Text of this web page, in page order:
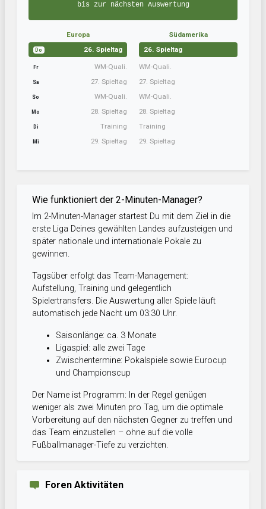
bis zur nächsten Auswertung
Europa
Do 26. Spieltag
Fr WM-Quali.
Sa 27. Spieltag
So WM-Quali.
Mo 28. Spieltag
Di Training
Mi 29. Spieltag
Südamerika
26. Spieltag
WM-Quali.
27. Spieltag
WM-Quali.
28. Spieltag
Training
29. Spieltag
Wie funktioniert der 2-Minuten-Manager?
Im 2-Minuten-Manager startest Du mit dem Ziel in die
erste Liga Deines gewählten Landes aufzusteigen und
später nationale und internationale Pokale zu
gewinnen.
Tagsüber erfolgt das Team-Management:
Aufstellung, Training und gelegentlich
Spielertransfers. Die Auswertung aller Spiele läuft
automatisch jede Nacht um 03:30 Uhr.
Saisonlänge: ca. 3 Monate
Ligaspiel: alle zwei Tage
Zwischentermine: Pokalspiele sowie Eurocup
und Championscup
Der Name ist Programm: In der Regel genügen
weniger als zwei Minuten pro Tag, um die optimale
Vorbereitung auf den nächsten Gegner zu treffen und
das Team einzustellen – ohne auf die volle
Fußballmanager-Tiefe zu verzichten.
Foren Aktivitäten